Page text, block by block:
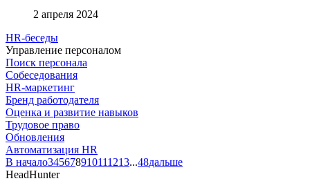
2 апреля 2024
HR-беседы
Управление персоналом
Поиск персонала
Собеседования
HR-маркетинг
Бренд работодателя
Оценка и развитие навыков
Трудовое право
Обновления
Автоматизация HR
В начало345678910111213...48дальше
HeadHunter